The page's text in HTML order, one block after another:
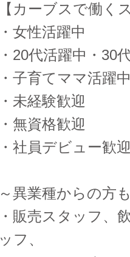
【カーブスで働く
・女性活躍中
・20代活躍中・30
・子育てママ活躍
・未経験歓迎
・無資格歓迎
・社員デビュー歓
～異業種からの方
・販売スタッフ、
ッフ、